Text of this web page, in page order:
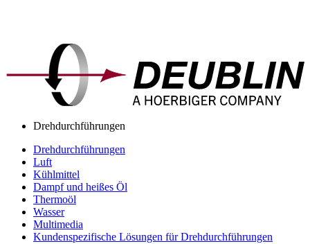
Drehdurchführungen
Drehdurchführungen
Luft
Kühlmittel
Dampf und heißes Öl
Thermoöl
Wasser
Multimedia
Kundenspezifische Lösungen für Drehdurchführungen